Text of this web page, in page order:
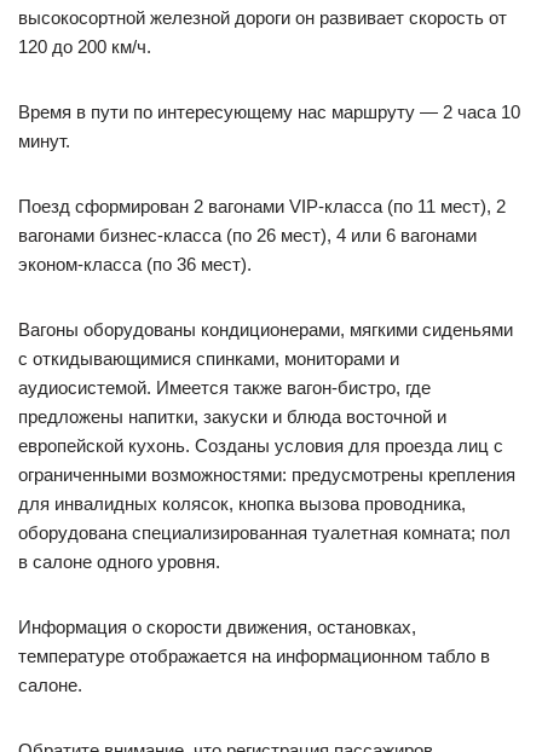
высокосортной железной дороги он развивает скорость от
120 до 200 км/ч.
Время в пути по интересующему нас маршруту — 2 часа 10
минут.
Поезд сформирован 2 вагонами VIP-класса (по 11 мест), 2
вагонами бизнес-класса (по 26 мест), 4 или 6 вагонами
эконом-класса (по 36 мест).
Вагоны оборудованы кондиционерами, мягкими сиденьями
с откидывающимися спинками, мониторами и
аудиосистемой. Имеется также вагон-бистро, где
предложены напитки, закуски и блюда восточной и
европейской кухонь. Созданы условия для проезда лиц с
ограниченными возможностями: предусмотрены крепления
для инвалидных колясок, кнопка вызова проводника,
оборудована специализированная туалетная комната; пол
в салоне одного уровня.
Информация о скорости движения, остановках,
температуре отображается на информационном табло в
салоне.